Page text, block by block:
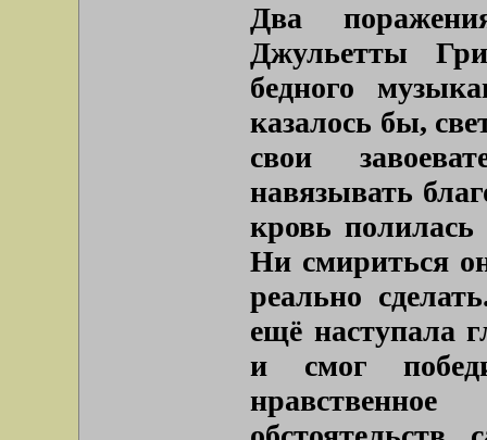
Два
Джульетты
бедного
казалось бы,
свои
навязывать
кровь
Ни смириться
реально
ещё наступала
и смог